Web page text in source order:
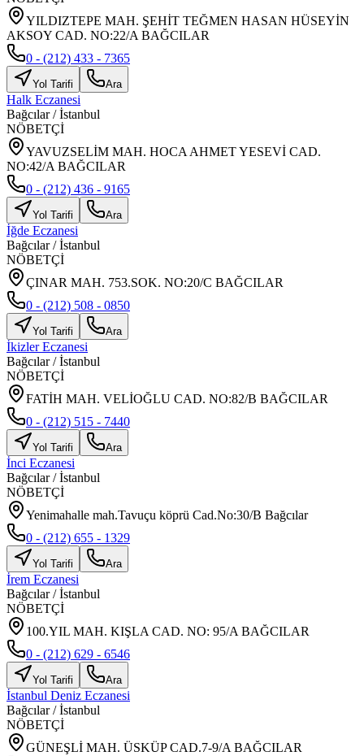
YILDIZTEPE MAH. ŞEHİT TEĞMEN HASAN HÜSEYİN
AKSOY CAD. NO:22/A BAĞCILAR
0 - (212) 433 - 7365
Yol Tarifi Ara
Halk Eczanesi
Bağcılar/İstanbul
NÖBETÇİ
YAVUZSELİM MAH. HOCA AHMET YESEVİ CAD.
NO:42/A BAĞCILAR
0 - (212) 436 - 9165
Yol Tarifi Ara
İğde Eczanesi
Bağcılar/İstanbul
NÖBETÇİ
ÇINAR MAH. 753.SOK. NO:20/C BAĞCILAR
0 - (212) 508 - 0850
Yol Tarifi Ara
İkizler Eczanesi
Bağcılar/İstanbul
NÖBETÇİ
FATİH MAH. VELİOĞLU CAD. NO:82/B BAĞCILAR
0 - (212) 515 - 7440
Yol Tarifi Ara
İnci Eczanesi
Bağcılar/İstanbul
NÖBETÇİ
Yenimahalle mah.Tavuçu köprü Cad.No:30/B Bağcılar
0 - (212) 655 - 1329
Yol Tarifi Ara
İrem Eczanesi
Bağcılar/İstanbul
NÖBETÇİ
100.YIL MAH. KIŞLA CAD. NO: 95/A BAĞCILAR
0 - (212) 629 - 6546
Yol Tarifi Ara
İstanbul Deniz Eczanesi
Bağcılar/İstanbul
NÖBETÇİ
GÜNEŞLİ MAH. ÜSKÜP CAD.7-9/A BAĞCILAR